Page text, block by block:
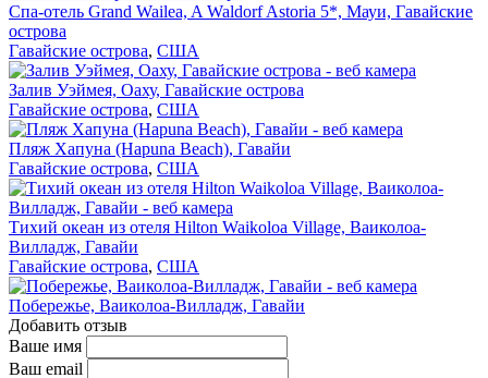
Спа-отель Grand Wailea, A Waldorf Astoria 5*, Мауи, Гавайские
острова
Гавайские острова, США
Залив Уэймея, Оаху, Гавайские острова
Гавайские острова, США
Пляж Хапуна (Hapuna Beach), Гавайи
Гавайские острова, США
Тихий океан из отеля Hilton Waikoloa Village, Ваиколоа-
Вилладж, Гавайи
Гавайские острова, США
Побережье, Ваиколоа-Вилладж, Гавайи
Добавить отзыв
Ваше имя
Ваш email